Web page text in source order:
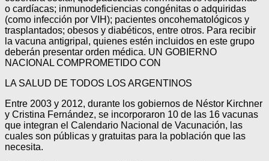
o cardíacas; inmunodeficiencias congénitas o adquiridas
(como infección por VIH); pacientes oncohematológicos y
trasplantados; obesos y diabéticos, entre otros. Para recibir
la vacuna antigripal, quienes estén incluidos en este grupo
deberán presentar orden médica. UN GOBIERNO
NACIONAL COMPROMETIDO CON
LA SALUD DE TODOS LOS ARGENTINOS
Entre 2003 y 2012, durante los gobiernos de Néstor Kirchner
y Cristina Fernández, se incorporaron 10 de las 16 vacunas
que integran el Calendario Nacional de Vacunación, las
cuales son públicas y gratuitas para la población que las
necesita.